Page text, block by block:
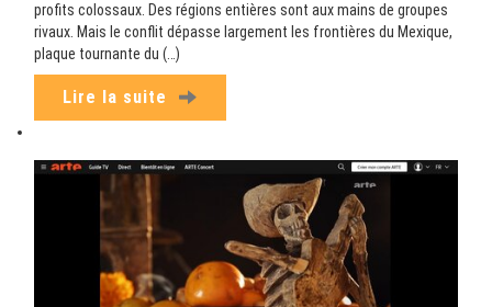
profits colossaux. Des régions entières sont aux mains de groupes
rivaux. Mais le conflit dépasse largement les frontières du Mexique,
plaque tournante du (…)
Lire la suite